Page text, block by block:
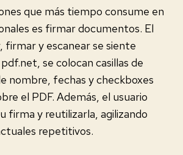
que más tiempo consume en
es firmar documentos. El
firmar y escanear se siente
se colocan casillas de
nombre, fechas y checkboxes
el PDF. Además, el usuario
firma y reutilizarla, agilizando
repetitivos.